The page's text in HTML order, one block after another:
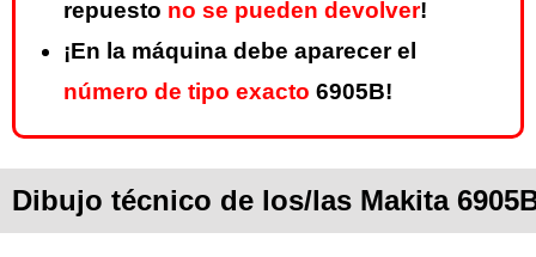
repuesto no se pueden devolver!
¡En la máquina debe aparecer el
número de tipo exacto 6905B!
Dibujo técnico de los/las Makita